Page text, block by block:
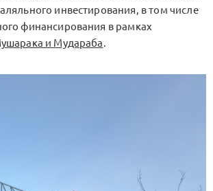
инвестирования, в том числе
финансирования в рамках
и Мудараба.